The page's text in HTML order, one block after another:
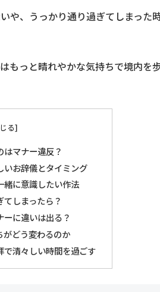
や、うっかり通り過ぎてしまった
もっと晴れやかな気持ちで境内を
マナー違反？
いお辞儀とタイミング
緒に意識したい作法
しまったら？
に違いは出る？
がどう変わるのか
で清々しい時間を過ごす